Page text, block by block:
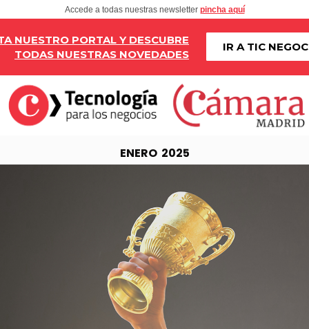
Accede a todas nuestras newsletter pincha aquí
NUESTRO PORTAL Y DESCUBRE
TODAS NUESTRAS NOVEDADES
IR A TIC
ENERO 2025